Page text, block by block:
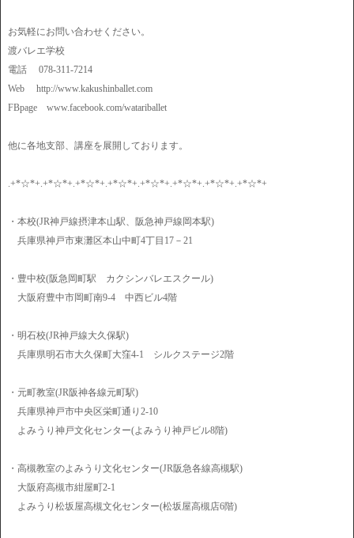
お気軽にお問い合わせください。
渡バレエ学校
電話 078-311-7214
Web http://www.kakushinballet.com
FBpage www.facebook.com/watariballet
他に各地支部、講座を展開しております。
.+*☆*+.+*☆*+.+*☆*+.+*☆*+.+*☆*+.+*☆*+.+*☆*+.+*☆*+
・本校(JR神戸線摂津本山駅、阪急神戸線岡本駅)
兵庫県神戸市東灘区本山中町4丁目17－21
・豊中校(阪急岡町駅 カクシンバレエスクール)
大阪府豊中市岡町南9-4 中西ビル4階
・明石校(JR神戸線大久保駅)
兵庫県明石市大久保町大窪4-1 シルクステージ2階
・元町教室(JR阪神各線元町駅)
兵庫県神戸市中央区栄町通り2-10
よみうり神戸文化センター(よみうり神戸ビル8階)
・高槻教室のよみうり文化センター(JR阪急各線高槻駅)
大阪府高槻市紺屋町2-1
よみうり松坂屋高槻文化センター(松坂屋高槻店6階)